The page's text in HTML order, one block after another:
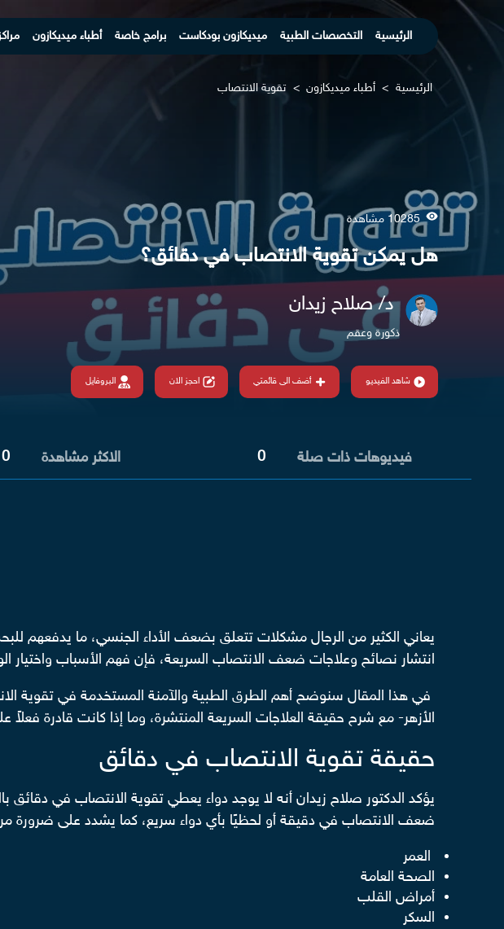
الرئيسية التخصصات الطبية ميديكازون بودكاست برامج خاصة أطباء ميديكازون
الرئيسية > أطباء ميديكازون > تقوية الانتصاب
10285 مشاهدة
هل يمكن تقوية الانتصاب في دقائق؟
د/ صلاح زيدان
ذكورة وعقم
شاهد الفيديو أضف الى قائمتي احجز الان البروفايل
فيديوهات ذات صلة 0 الاكثر مشاهدة 0
يعاني الكثير من الرجال مشكلات تتعلق بضعف الأداء الجنسي، ما يدفعهم
انتشار نصائح وعلاجات ضعف الانتصاب السريعة، فإن فهم الأسباب واختيار
في هذا المقال سنوضح أهم الطرق الطبية والآمنة المستخدمة في تقوية
الأزهر- مع شرح حقيقة العلاجات السريعة المنتشرة، وما إذا كانت قادرة فعلاً
حقيقة تقوية الانتصاب في دقائق
يؤكد الدكتور صلاح زيدان أنه لا يوجد دواء يعطي تقوية الانتصاب في دقائق
ضعف الانتصاب في دقيقة أو لحظيًا بأي دواء سريع، كما يشدد على
العمر
الصحة العامة
أمراض القلب
السكر